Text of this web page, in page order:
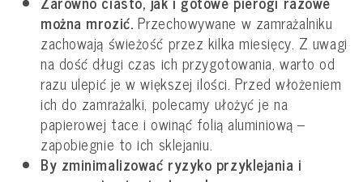
można mrozić. Przechowywane w zamrażalniku
zachowają świeżość przez kilka miesięcy. Z uwagi
na dość długi czas ich przygotowania, warto od
razu ulepić je w większej ilości. Przed włożeniem
ich do zamrażalki, polecamy ułożyć je na
papierowej tace i owinąć folią aluminiową –
zapobiegnie to ich sklejaniu.
By zminimalizować ryzyko przyklejania i